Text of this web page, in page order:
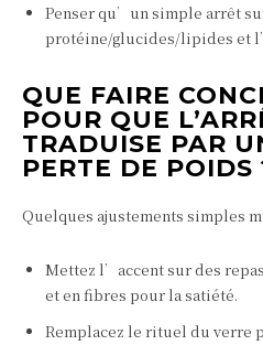
Penser qu’un simple arrêt
protéine/glucides/lipides et
QUE FAIRE
POUR QUE
TRADUISE PAR
PERTE DE POIDS
Quelques ajustements simples
Mettez l’accent sur des
et en fibres pour la satiété.
Remplacez le rituel du verre